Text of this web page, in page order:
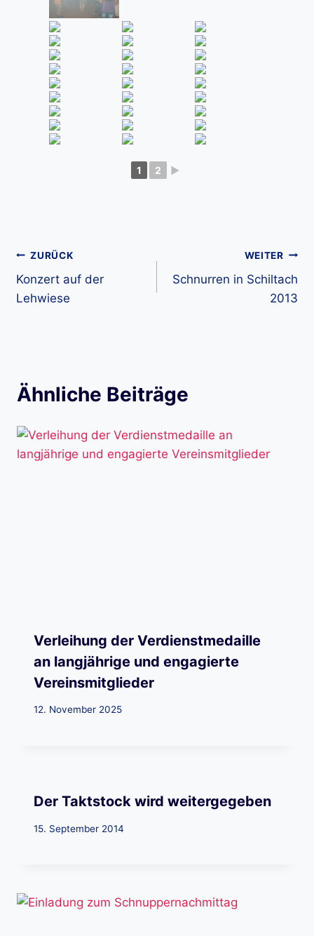
1 2 ►
Beitragsnavigation
ZURÜCK
Konzert auf der
Lehwiese
WEITER
Schnurren in Schiltach
2013
Ähnliche Beiträge
Verleihung der Verdienstmedaille
an langjährige und engagierte
Vereinsmitglieder
12. November 2025
Der Taktstock wird weitergegeben
15. September 2014